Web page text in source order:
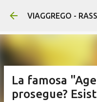
Passa ai
VIAGGREGO -
La famosa
prosegue?